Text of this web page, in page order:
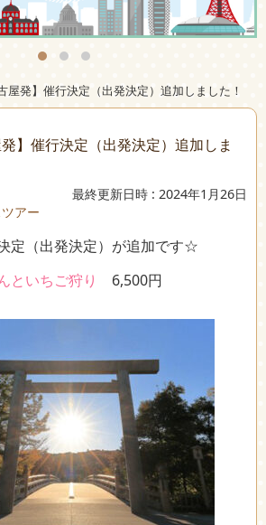
屋発】催行決定（出発決定）追加しました！
発】催行決定（出発決定）追加しま
最終更新日時 : 2024年1月26日
アー
定（出発決定）が追加です☆
といちご狩り
6,500円